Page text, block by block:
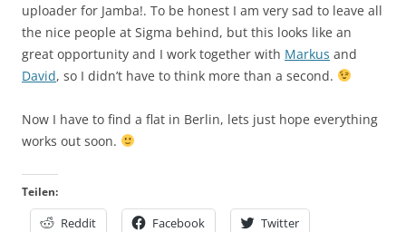
uploader for Jamba!. To be honest I am very sad to leave all
the nice people at Sigma behind, but this looks like an
great opportunity and I work together with Markus and
David, so I didn’t have to think more than a second.
Now I have to find a flat in Berlin, lets just hope everything
works out soon.
Teilen:
Reddit Facebook Twitter